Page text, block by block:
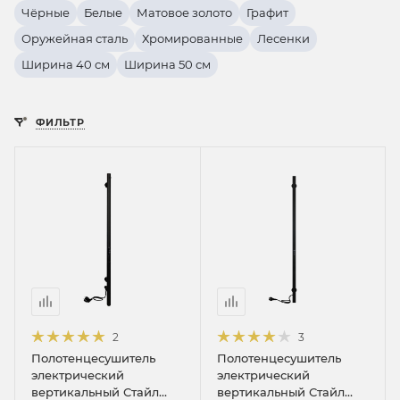
Чёрные
Белые Матовое золото
Графит
Оружейная сталь
Хромированные
Лесенки
Ширина 40 см
Ширина 50 см
ФИЛЬТР
2
Полотенцесушитель
электрический
вертикальный Стайл
3
Полотенцесушитель
электрический
вертикальный Стайл